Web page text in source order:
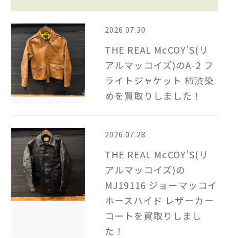
2026.07.30
THE REAL McCOY’S(リ
アルマッコイズ)のA-2 フ
ライトジャケット 柿渋染
めを買取りしました！
2026.07.28
THE REAL McCOY’S(リ
アルマッコイズ)の
MJ19116 ジョーマッコイ
ホースハイド レザーカー
コートを買取りしまし
た！